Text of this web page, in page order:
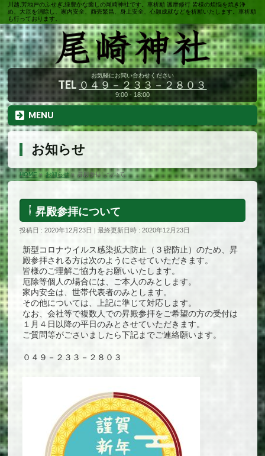
川越,芳地戸のふせぎ,緑豊かな癒しの尾崎神社です。車祈願 護摩修行 皆様の煩悩を焼き浄
め、大厄を消除し、家内安全、商売繁昌、身上安全、心願成就などを祈願いたします。車祈願
も行っております。
お気軽にお問い合わせください
TEL０４９－２３３－２８０３
9:00 - 18:00
MENU
お知らせ
HOME» お知らせ» 昇殿参拝について
昇殿参拝について
投稿日 : 2020年12月23日 最終更新日時 : 2020年12月23日
新型コロナウイルス感染拡大防止（３密防止）のため、昇
殿参拝される方は次のようにさせていただきます。
皆様のご理解ご協力をお願いいたします。
厄除等個人の場合には、ご本人のみとします。
家内安全は、世帯代表者のみとします。
その他については、上記に準じて対応します。
なお、会社等で複数人での昇殿参拝をご希望の方の受付は
１月４日以降の平日のみとさせていただきます。
ご質問等がごさいましたら下記までご連絡願います。
０４９－２３３－２８０３